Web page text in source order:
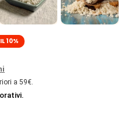
10%
a 59€.